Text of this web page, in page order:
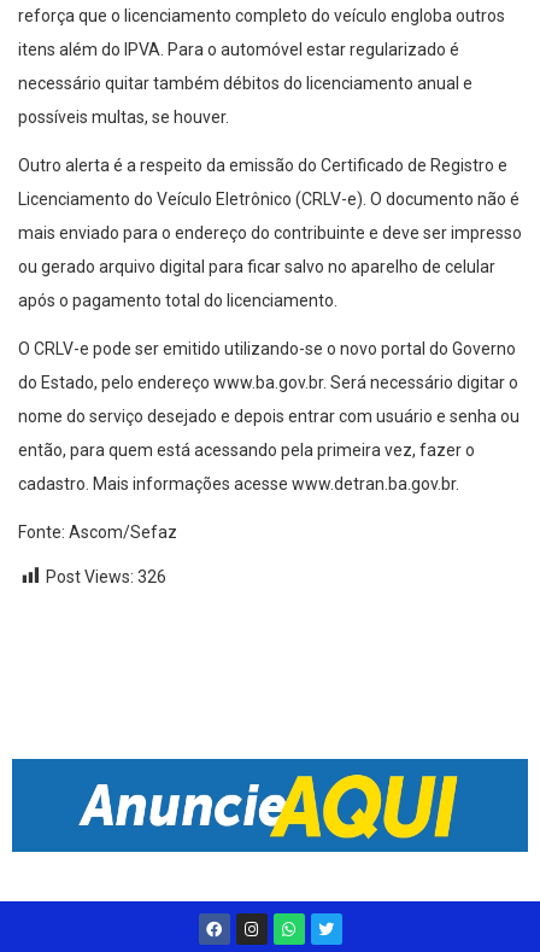
reforça que o licenciamento completo do veículo engloba outros
itens além do IPVA. Para o automóvel estar regularizado é
necessário quitar também débitos do licenciamento anual e
possíveis multas, se houver.
Outro alerta é a respeito da emissão do Certificado de Registro e
Licenciamento do Veículo Eletrônico (CRLV-e). O documento não é
mais enviado para o endereço do contribuinte e deve ser impresso
ou gerado arquivo digital para ficar salvo no aparelho de celular
após o pagamento total do licenciamento.
O CRLV-e pode ser emitido utilizando-se o novo portal do Governo
do Estado, pelo endereço www.ba.gov.br. Será necessário digitar o
nome do serviço desejado e depois entrar com usuário e senha ou
então, para quem está acessando pela primeira vez, fazer o
cadastro. Mais informações acesse www.detran.ba.gov.br.
Fonte: Ascom/Sefaz
Post Views: 326